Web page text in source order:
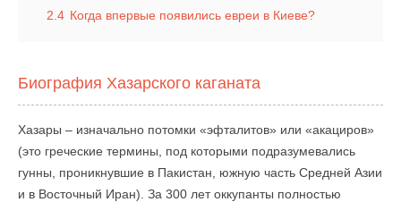
2.4 Когда впервые появились евреи в Киеве?
Биография Хазарского каганата
Хазары – изначально потомки «эфталитов» или «акациров»
(это греческие термины, под которыми подразумевались
гунны, проникнувшие в Пакистан, южную часть Средней Азии
и в Восточный Иран). За 300 лет оккупанты полностью